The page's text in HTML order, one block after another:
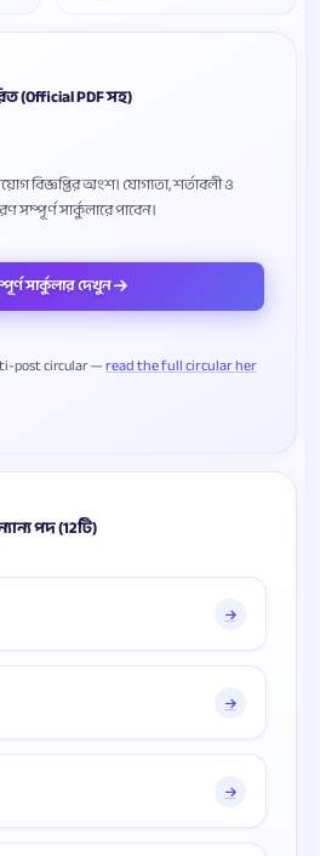
(Official PDF সহ)
বিজ্ঞপ্তির অংশ। যোগ্যতা, শর্তাবলী ও
সার্কুলার দেখুন
post circular —read the full circular her
পদ (12টি)